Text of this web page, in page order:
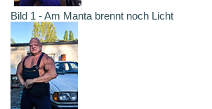
Bild 1 - Am Manta brennt noch Licht